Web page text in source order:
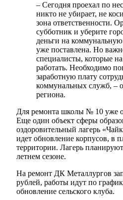
– Сегодня проехал по
никто не убирает, не
зона ответственности.
субботник и уберите
деньги на коммунальную
уже поставлена. Но
специалисты, которые
работать. Необходимо
заработную плату
коммунальных служб, –
региона.
Для ремонта школы № 10 уже
Еще один объект сферы
оздоровительный лагерь
идет обновление корпусов, в
территории. Лагерь
летнем сезоне.
На ремонт ДК Металлургов
рублей, работы идут по
обновление сельского клуба.